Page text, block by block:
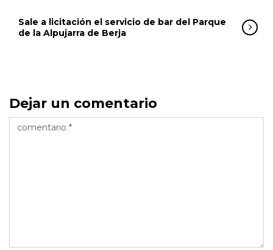
Sale a licitación el servicio de bar del Parque
de la Alpujarra de Berja
Dejar un comentario